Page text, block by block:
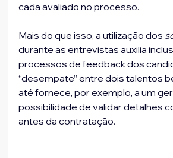
cada avaliado no processo.
Mais do que isso, a utilização dos
durante as entrevistas auxilia
processos de feedback dos
“desempate” entre dois talentos
até fornece, por exemplo, a um
possibilidade de validar detalhes
antes da contratação.